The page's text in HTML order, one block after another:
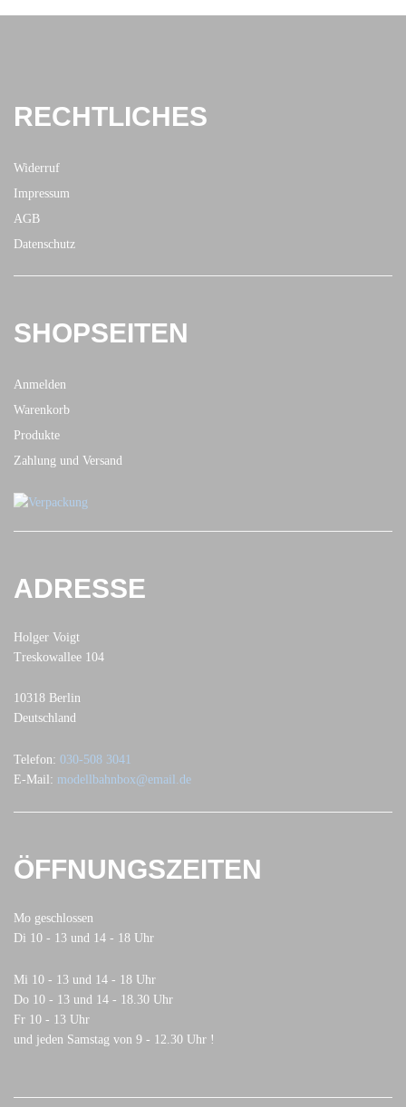
RECHTLICHES
Widerruf
Impressum
AGB
Datenschutz
SHOPSEITEN
Anmelden
Warenkorb
Produkte
Zahlung und Versand
ADRESSE
Holger Voigt
Treskowallee 104
10318 Berlin
Deutschland
Telefon: 030-508 3041
E-Mail: modellbahnbox@email.de
ÖFFNUNGSZEITEN
Mo geschlossen
Di 10 - 13 und 14 - 18 Uhr
Mi 10 - 13 und 14 - 18 Uhr
Do 10 - 13 und 14 - 18.30 Uhr
Fr 10 - 13 Uhr
und jeden Samstag von 9 - 12.30 Uhr !